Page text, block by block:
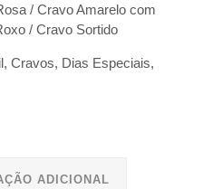
/ Cravo Amarelo com
/ Cravo Sortido
, Cravos, Dias Especiais,
ADICIONAL